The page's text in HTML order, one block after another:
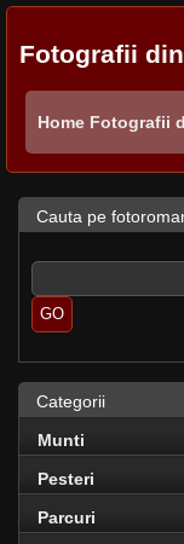
Fotografii
Home Fotografii
Cauta pe
Categorii
Munti
Pesteri
Parcuri